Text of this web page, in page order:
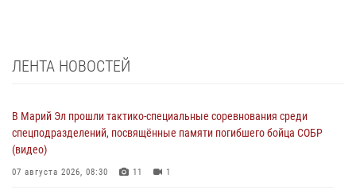
ЛЕНТА НОВОСТЕЙ
В Марий Эл прошли тактико-специальные соревнования среди
спецподразделений, посвящённые памяти погибшего бойца СОБР
(видео)
07 августа 2026, 08:30 11 1